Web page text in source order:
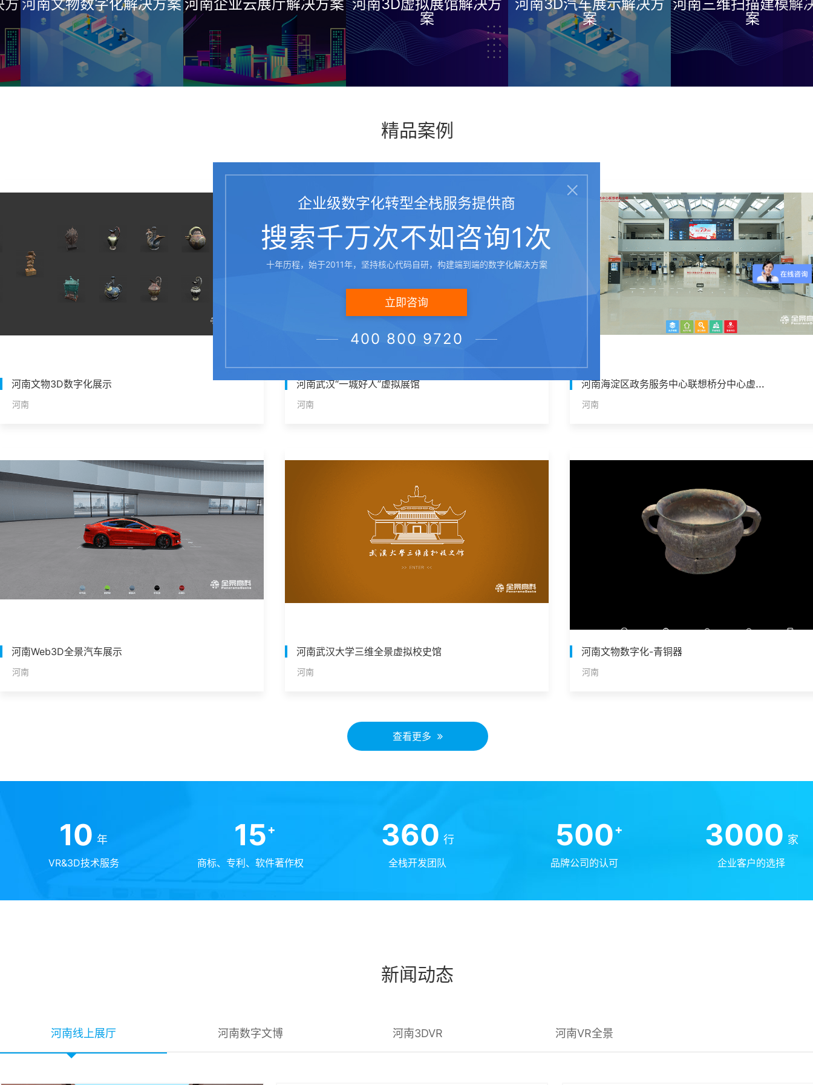
河南文物数字化解决方案河南企业云展厅解决方案 河南3D虚拟展馆解决方
案
河南3D汽车展示解决方
案
河南三维扫描建模解决方
案
精品案例
河南文物3D数字化展示
河南
河南武汉“一城好人”虚拟展馆
河南
河南海淀区政务服务中心联想桥分中心虚拟政务大厅
河南
河南Web3D全景汽车展示
河南
河南武汉大学三维全景虚拟校史馆
河南
河南文物数字化-青铜器
河南
查看更多
10 年
VR&3D技术服务
15+
商标、专利、软件著作权
360 行
全栈开发团队
500+
品牌公司的认可
3000 家
企业客户的选择
新闻动态
河南线上展厅 河南数字文博 河南3DVR 河南VR全景
企业级数字化转型全栈服务提供商
搜索千万次不如咨询1次
十年历程，始于2011年，坚持核心代码自研，构建端到端的数字化解决方案
立即咨询
400 800 9720